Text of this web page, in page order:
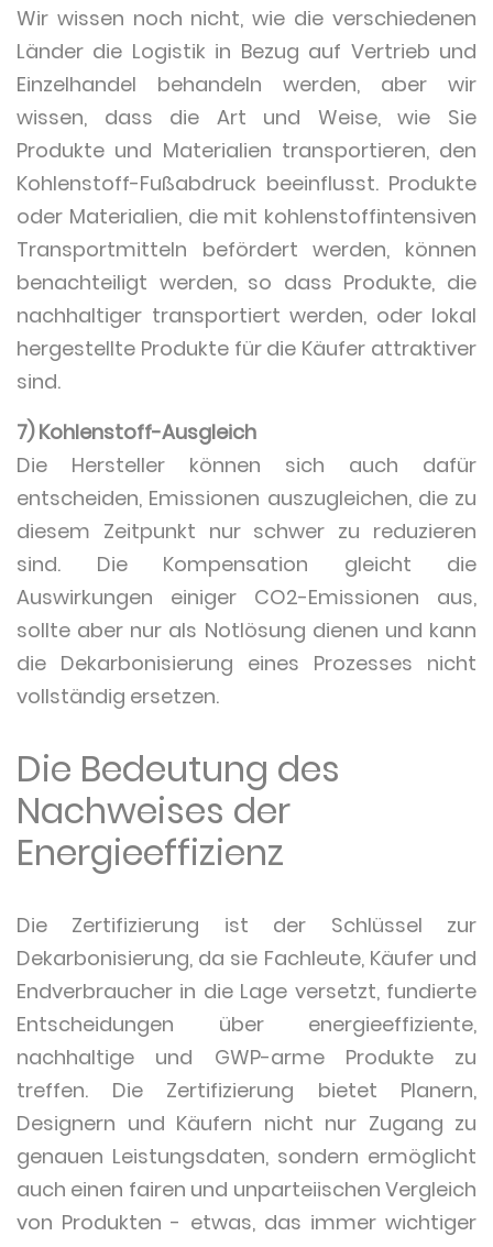
Wir wissen noch nicht, wie die verschiedenen
Länder die Logistik in Bezug auf Vertrieb und
Einzelhandel behandeln werden, aber wir
wissen, dass die Art und Weise, wie Sie
Produkte und Materialien transportieren, den
Kohlenstoff-Fußabdruck beeinflusst. Produkte
oder Materialien, die mit kohlenstoffintensiven
Transportmitteln befördert werden, können
benachteiligt werden, so dass Produkte, die
nachhaltiger transportiert werden, oder lokal
hergestellte Produkte für die Käufer attraktiver
sind.
7) Kohlenstoff-Ausgleich
Die Hersteller können sich auch dafür
entscheiden, Emissionen auszugleichen, die zu
diesem Zeitpunkt nur schwer zu reduzieren
sind. Die Kompensation gleicht die
Auswirkungen einiger CO2-Emissionen aus,
sollte aber nur als Notlösung dienen und kann
die Dekarbonisierung eines Prozesses nicht
vollständig ersetzen.
Die Bedeutung des
Nachweises der
Energieeffizienz
Die Zertifizierung ist der Schlüssel zur
Dekarbonisierung, da sie Fachleute, Käufer und
Endverbraucher in die Lage versetzt, fundierte
Entscheidungen über energieeffiziente,
nachhaltige und GWP-arme Produkte zu
treffen. Die Zertifizierung bietet Planern,
Designern und Käufern nicht nur Zugang zu
genauen Leistungsdaten, sondern ermöglicht
auch einen fairen und unparteiischen Vergleich
von Produkten - etwas, das immer wichtiger